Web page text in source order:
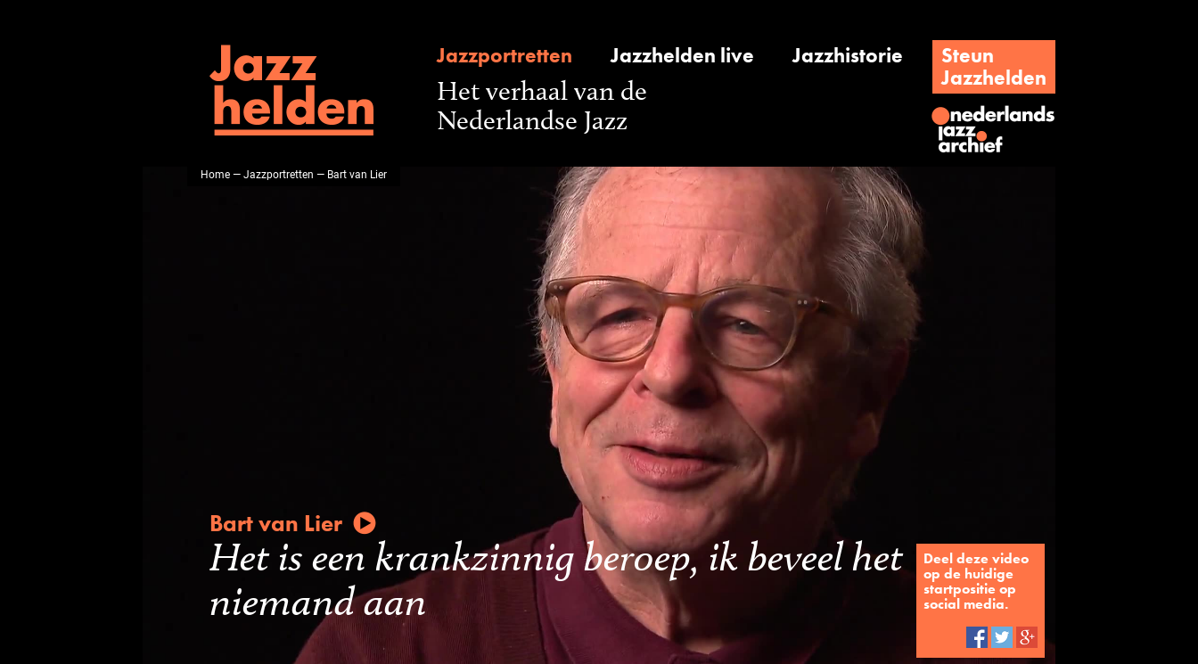
Jazzportretten Jazzhelden live Jazzhistorie
Steun
Jazzhelden
Het verhaal van de
Nederlandse Jazz
Home—Jazzportretten — Bart van Lier
Bart van Lier
Het is een krankzinnig beroep, ik beveel het
niemand aan
Deel deze video
op de huidige
startpositie op
social media.